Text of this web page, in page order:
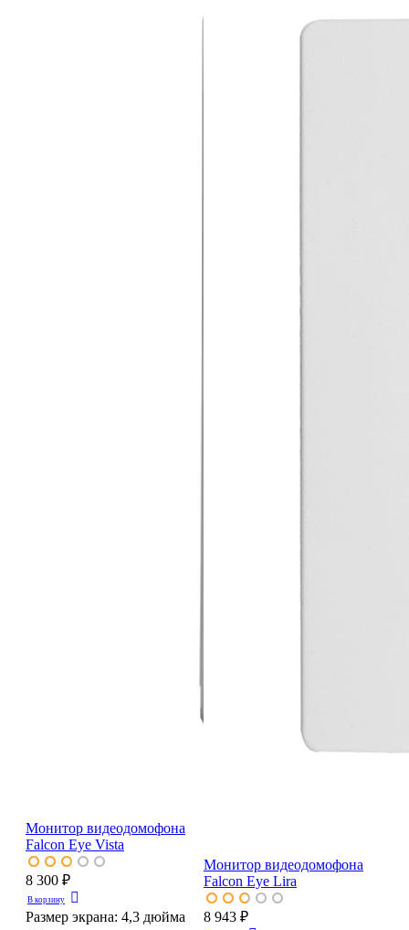
Монитор видеодомофона
Falcon Eye Vista
8 300 ₽
В корзину
Размер экрана: 4,3 дюйма
Монитор видеодомофона
Falcon Eye Lira
8 943 ₽